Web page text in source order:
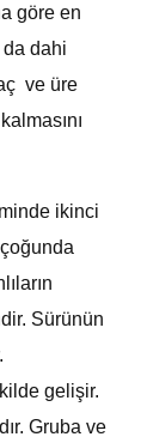
göre en
dahi
ve üre
ikinci
Sürünün
gelişir.
Gruba ve